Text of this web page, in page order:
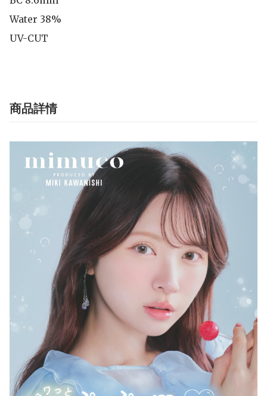
Water 38%
UV-CUT
商品詳情